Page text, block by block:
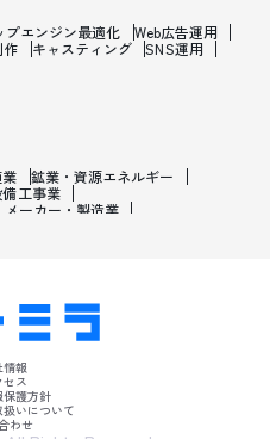
プエンジン最適化
Web広告運用
作 キャスティング
SNS運用
鉱業・資源エネルギー
工事業
メーカー・製造業
業
カー・製造業
リンスメーカー・製造業
製造業
品メーカー・製造業
製造業
メーカー・製造業
業
情報
セス
保護方針
いについて
わせ